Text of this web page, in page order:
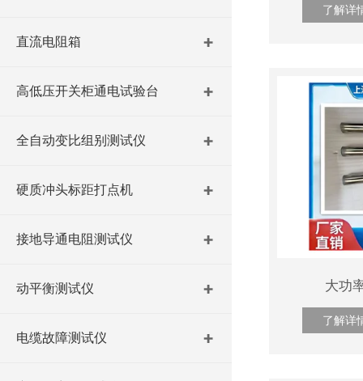
直流电阻箱
高低压开关柜通电试验台
全自动变比组别测试仪
硬质冲头标距打点机
接地导通电阻测试仪
动平衡测试仪
电缆故障测试仪
了解详
大功
了解详